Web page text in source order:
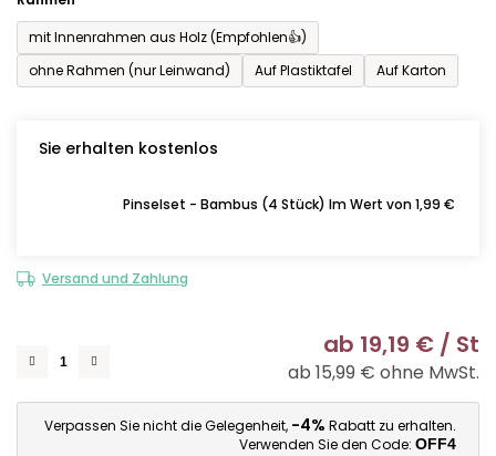
mit Innenrahmen aus Holz (Empfohlen👍)
ohne Rahmen (nur Leinwand)
Auf Plastiktafel Auf Karton
Sie erhalten kostenlos
Pinselset - Bambus (4 Stück) Im Wert von 1,99 €
Versand und Zahlung
ab 19,19 € / St
ab 15,99 € ohne MwSt.
Verpassen Sie nicht die Gelegenheit, -4% Rabatt zu erhalten.
Verwenden Sie den Code: OFF4